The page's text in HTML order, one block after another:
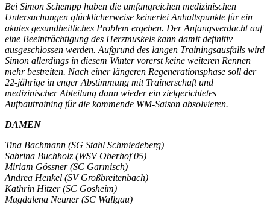
Bei Simon Schempp haben die umfangreichen medizinischen
Untersuchungen glücklicherweise keinerlei Anhaltspunkte für ein
akutes gesundheitliches Problem ergeben. Der Anfangsverdacht auf
eine Beeinträchtigung des Herzmuskels kann damit definitiv
ausgeschlossen werden. Aufgrund des langen Trainingsausfalls wird
Simon allerdings in diesem Winter vorerst keine weiteren Rennen
mehr bestreiten. Nach einer längeren Regenerationsphase soll der
22-jährige in enger Abstimmung mit Trainerschaft und
medizinischer Abteilung dann wieder ein zielgerichtetes
Aufbautraining für die kommende WM-Saison absolvieren.
DAMEN
Tina Bachmann (SG Stahl Schmiedeberg)
Sabrina Buchholz (WSV Oberhof 05)
Miriam Gössner (SC Garmisch)
Andrea Henkel (SV Großbreitenbach)
Kathrin Hitzer (SC Gosheim)
Magdalena Neuner (SC Wallgau)